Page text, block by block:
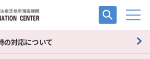
の対応について